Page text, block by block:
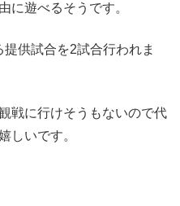
に遊べるそうです。
供試合を2試合行われま
戦に行けそうもないので代
しいです。